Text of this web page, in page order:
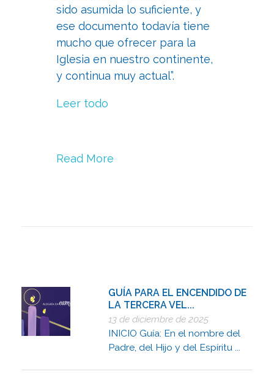
sido asumida lo suficiente, y
ese documento todavía tiene
mucho que ofrecer para la
Iglesia en nuestro continente,
y continua muy actual”.
Leer todo
Read More
GUÍA PARA EL ENCENDIDO DE
LA TERCERA VEL...
13 de diciembre de 2025
INICIO Guía: En el nombre del
Padre, del Hijo y del Espíritu ...